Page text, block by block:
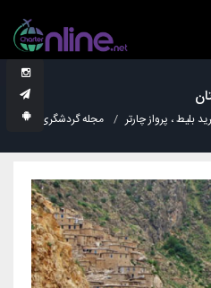
بلیط ، پرواز چارتر مجله گردشگری